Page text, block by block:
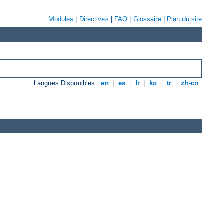
Modules Directives FAQ Glossaire Plan du site
Langues Disponibles: en es fr ko tr zh-cn